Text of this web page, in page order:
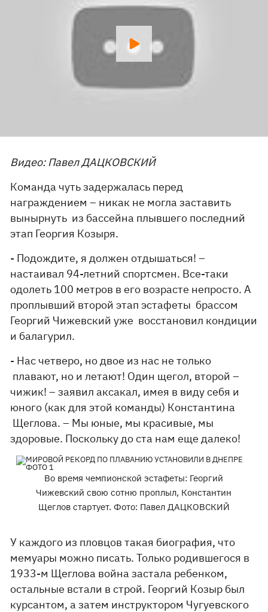
Видео: Павел ДАЦКОВСКИЙ
Команда чуть задержалась перед
награждением – никак не могла заставить
вынырнуть из бассейна плывшего последний
этап Георгия Козыря.
- Подождите, я должен отдышаться! –
настаивал 94-летний спортсмен. Все-таки
одолеть 100 метров в его возрасте непросто. А
проплывший второй этап эстафеты брассом
Георгий Чижевский уже восстановил кондиции
и балагурил.
- Нас четверо, но двое из нас не только
плавают, но и летают! Один щегол, второй –
чижик! – заявил аксакал, имея в виду себя и
юного (как для этой команды) Константина
Щеглова. – Мы юные, мы красивые, мы
здоровые. Поскольку до ста нам еще далеко!
Во время чемпионской эстафеты: Георгий
Чижевский свою сотню проплыл, Константин
Щеглов стартует. Фото: Павел ДАЦКОВСКИЙ
У каждого из пловцов такая биография, что
мемуары можно писать. Только родившегося в
1933-м Щеглова война застала ребенком,
остальные встали в строй. Георгий Козыр был
курсантом, а затем инструктором Чугуевского